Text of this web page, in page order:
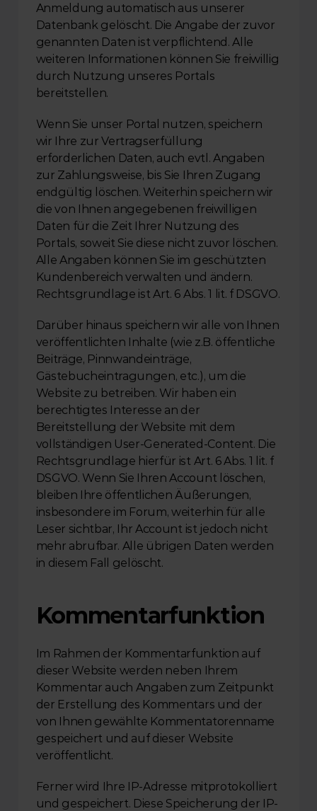
Anmeldung automatisch aus unserer
Datenbank gelöscht. Die Angabe der zuvor
genannten Daten ist verpflichtend. Alle
weiteren Informationen können Sie freiwillig
durch Nutzung unseres Portals
bereitstellen.
Wenn Sie unser Portal nutzen, speichern
wir Ihre zur Vertragserfüllung
erforderlichen Daten, auch evtl. Angaben
zur Zahlungsweise, bis Sie Ihren Zugang
endgültig löschen. Weiterhin speichern wir
die von Ihnen angegebenen freiwilligen
Daten für die Zeit Ihrer Nutzung des
Portals, soweit Sie diese nicht zuvor löschen.
Alle Angaben können Sie im geschützten
Kundenbereich verwalten und ändern.
Rechtsgrundlage ist Art. 6 Abs. 1 lit. f DSGVO.
Darüber hinaus speichern wir alle von Ihnen
veröffentlichten Inhalte (wie z.B. öffentliche
Beiträge, Pinnwandeinträge,
Gästebucheintragungen, etc.), um die
Website zu betreiben. Wir haben ein
berechtigtes Interesse an der
Bereitstellung der Website mit dem
vollständigen User-Generated-Content. Die
Rechtsgrundlage hierfür ist Art. 6 Abs. 1 lit. f
DSGVO. Wenn Sie Ihren Account löschen,
bleiben Ihre öffentlichen Äußerungen,
insbesondere im Forum, weiterhin für alle
Leser sichtbar, Ihr Account ist jedoch nicht
mehr abrufbar. Alle übrigen Daten werden
in diesem Fall gelöscht.
Kommentarfunktion
Im Rahmen der Kommentarfunktion auf
dieser Website werden neben Ihrem
Kommentar auch Angaben zum Zeitpunkt
der Erstellung des Kommentars und der
von Ihnen gewählte Kommentatorenname
gespeichert und auf dieser Website
veröffentlicht.
Ferner wird Ihre IP-Adresse mitprotokolliert
und gespeichert. Diese Speicherung der IP-